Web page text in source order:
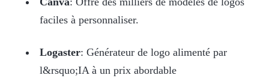
faciles à personnaliser.
Logaster: Générateur de logo alimenté par
l&rsquo;IA à un prix abordable